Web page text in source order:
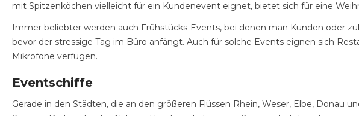
mit Spitzenköchen vielleicht für ein Kundenevent eignet, bietet sich für eine
Immer beliebter werden auch Frühstücks-Events, bei denen man Kunden oder
bevor der stressige Tag im Büro anfängt. Auch für solche Events eignen sich
Mikrofone verfügen.
Eventschiffe
Gerade in den Städten, die an den größeren Flüssen Rhein, Weser, Elbe,